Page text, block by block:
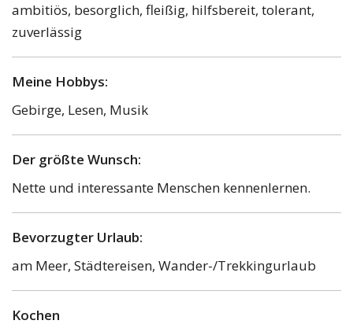
ambitiös, besorglich, fleißig, hilfsbereit, tolerant,
zuverlässig
Meine Hobbys:
Gebirge, Lesen, Musik
Der größte Wunsch:
Nette und interessante Menschen kennenlernen.
Bevorzugter Urlaub:
am Meer, Städtereisen, Wander-/Trekkingurlaub
Kochen